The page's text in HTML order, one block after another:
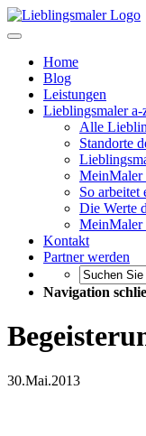
Home
Blog
Leistungen
Lieblingsmaler a-
Alle
Standorte
MeinMaler
So arbeitet
Die Werte
MeinMaler
Kontakt
Partner werden
Navigation
30.Mai.2013